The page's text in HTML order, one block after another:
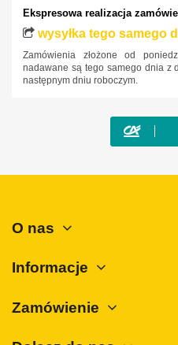
Land Rover
Lexus
MAN
Maxus
Mercedes-Benz
Porsche
Ekspresowa realizacja
wysyłka tego samego
Zamówienia złożone od
nadawane są tego samego dnia z
następnym dniu roboczym.
O nas
Informacje
Zamówienie